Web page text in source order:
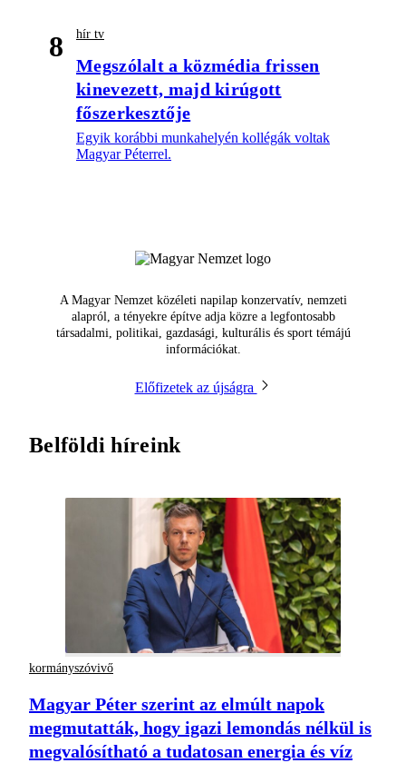
8 hír tv
Megszólalt a közmédia frissen
kinevezett, majd kirúgott
főszerkesztője
Egyik korábbi munkahelyén kollégák voltak
Magyar Péterrel.
A Magyar Nemzet közéleti napilap konzervatív, nemzeti
alapról, a tényekre építve adja közre a legfontosabb
társadalmi, politikai, gazdasági, kulturális és sport témájú
információkat.
Előfizetek az újságra
Belföldi híreink
kormányszóvivő
Magyar Péter szerint az elmúlt napok
megmutatták, hogy igazi lemondás nélkül is
megvalósítható a tudatosan energia és víz